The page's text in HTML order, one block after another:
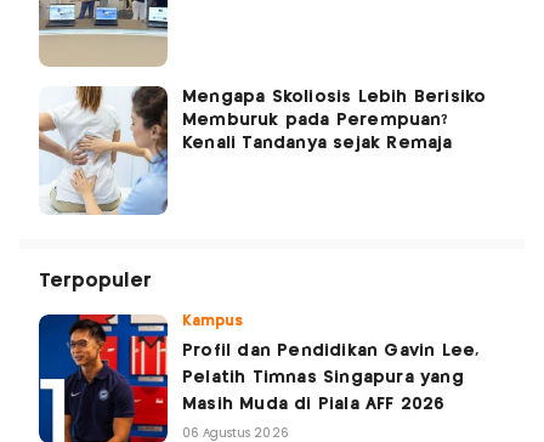
Mengapa Skoliosis Lebih Berisiko
Memburuk pada Perempuan?
Kenali Tandanya sejak Remaja
Terpopuler
Kampus
Profil dan Pendidikan Gavin Lee,
Pelatih Timnas Singapura yang
Masih Muda di Piala AFF 2026
06 Agustus 2026